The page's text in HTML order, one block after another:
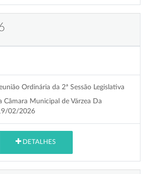
Ordinária da 2ª Sessão Legislativa
Câmara Municipal de Várzea Da
02/2026
DETALHES